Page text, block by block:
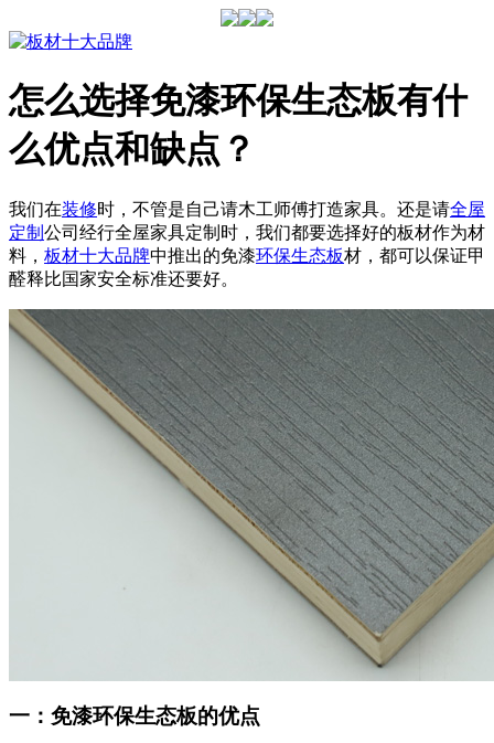
怎么选择免漆环保生态板有什
么优点和缺点？
我们在装修时，不管是自己请木工师傅打造家具。还是请全屋
定制 公司经行全屋家具定制时，我们都要选择好的板材作为材
料， 板材十大品牌中推出的免漆环保生态板材，都可以保证甲
醛释比国家安全标准还要好。
一：免漆环保生态板的优点